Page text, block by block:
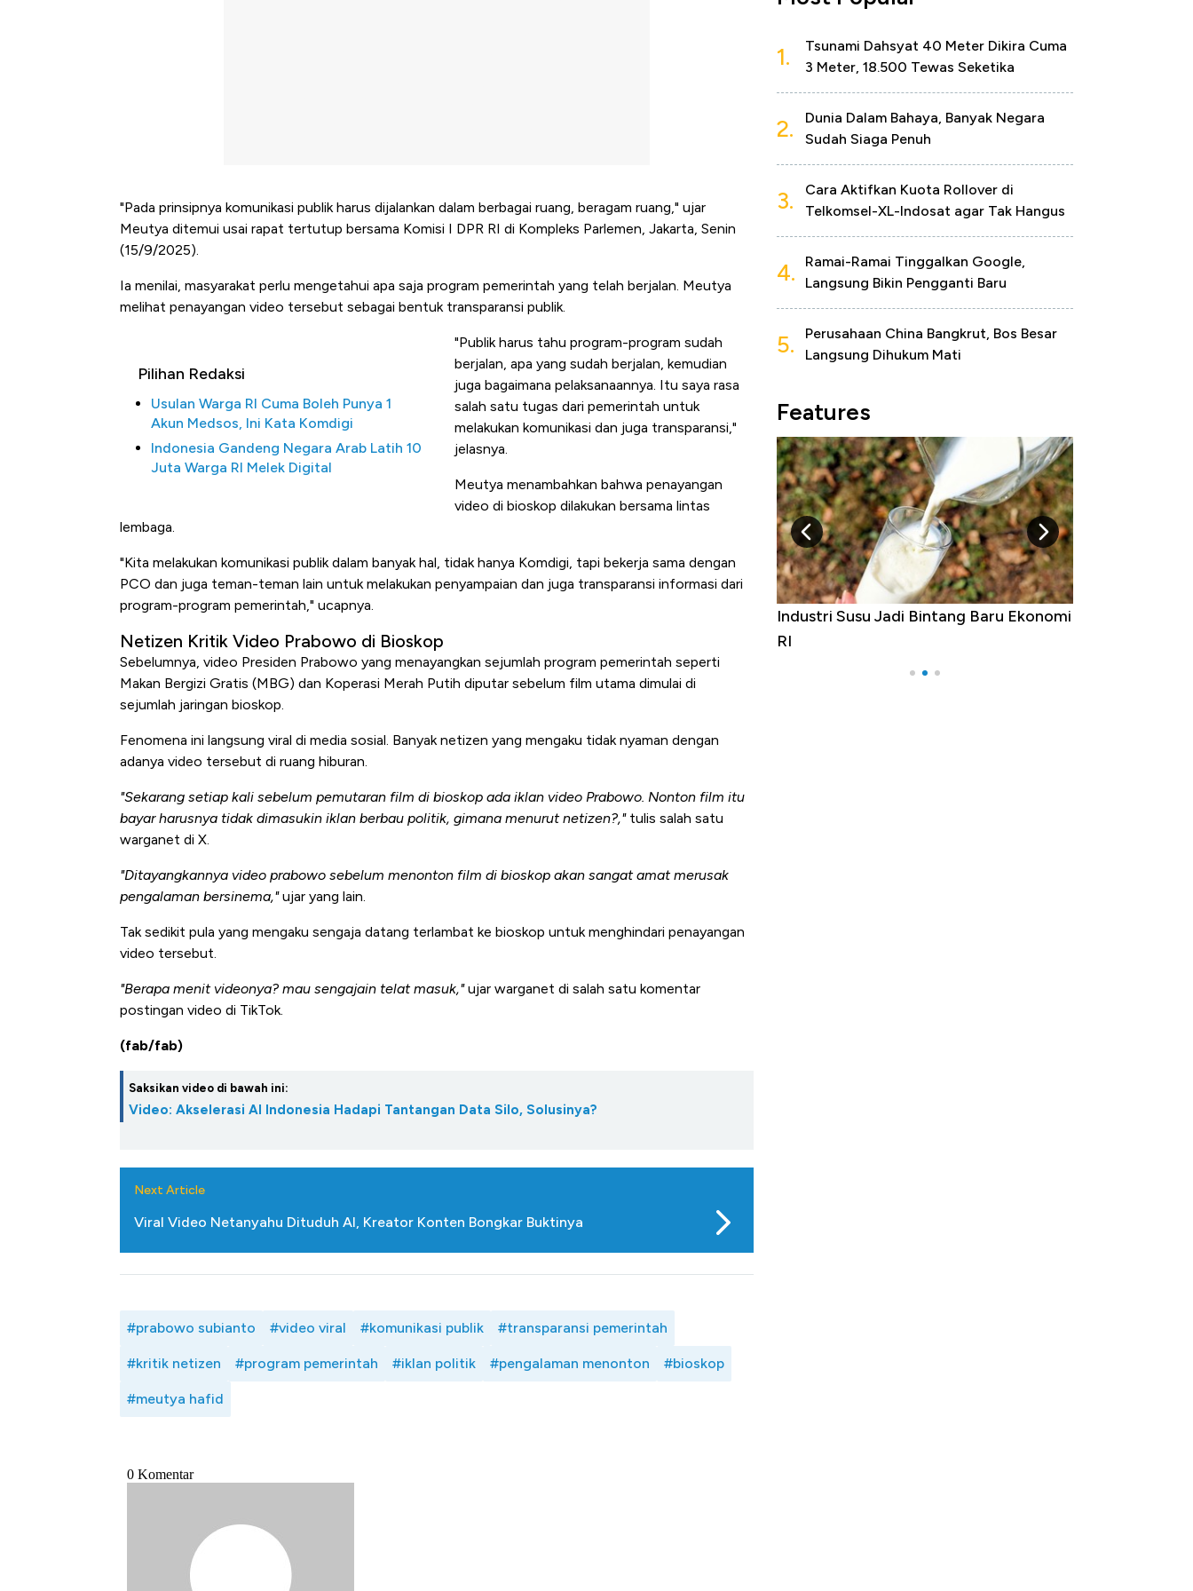
"Pada prinsipnya komunikasi publik harus dijalankan dalam berbagai ruang, beragam ruang," ujar
Meutya ditemui usai rapat tertutup bersama Komisi I DPR RI di Kompleks Parlemen, Jakarta, Senin
(15/9/2025).
Ia menilai, masyarakat perlu mengetahui apa saja program pemerintah yang telah berjalan. Meutya
melihat penayangan video tersebut sebagai bentuk transparansi publik.
Pilihan Redaksi
Usulan Warga RI Cuma Boleh Punya 1
Akun Medsos, Ini Kata Komdigi
Indonesia Gandeng Negara Arab Latih 10
Juta Warga RI Melek Digital
"Publik harus tahu program-program sudah
berjalan, apa yang sudah berjalan, kemudian
juga bagaimana pelaksanaannya. Itu saya rasa
salah satu tugas dari pemerintah untuk
melakukan komunikasi dan juga transparansi,"
jelasnya.
Meutya menambahkan bahwa penayangan
video di bioskop dilakukan bersama lintas
lembaga.
"Kita melakukan komunikasi publik dalam banyak hal, tidak hanya Komdigi, tapi bekerja sama dengan
PCO dan juga teman-teman lain untuk melakukan penyampaian dan juga transparansi informasi dari
program-program pemerintah," ucapnya.
Netizen Kritik Video Prabowo di Bioskop
Sebelumnya, video Presiden Prabowo yang menayangkan sejumlah program pemerintah seperti
Makan Bergizi Gratis (MBG) dan Koperasi Merah Putih diputar sebelum film utama dimulai di
sejumlah jaringan bioskop.
Fenomena ini langsung viral di media sosial. Banyak netizen yang mengaku tidak nyaman dengan
adanya video tersebut di ruang hiburan.
"Sekarang setiap kali sebelum pemutaran film di bioskop ada iklan video Prabowo. Nonton film itu
bayar harusnya tidak dimasukin iklan berbau politik, gimana menurut netizen?,"tulis salah satu
warganet di X.
"Ditayangkannya video prabowo sebelum menonton film di bioskop akan sangat amat merusak
pengalaman bersinema,"ujar yang lain.
Tak sedikit pula yang mengaku sengaja datang terlambat ke bioskop untuk menghindari penayangan
video tersebut.
"Berapa menit videonya? mau sengajain telat masuk,"ujar warganet di salah satu komentar
postingan video di TikTok.
(fab/fab)
Saksikan video di bawah ini:
Video: Akselerasi AI Indonesia Hadapi Tantangan Data Silo, Solusinya?
Next Article
Viral Video Netanyahu Dituduh AI, Kreator Konten Bongkar Buktinya
#prabowo subianto #video viral #komunikasi publik #transparansi pemerintah
#kritik netizen #program pemerintah #iklan politik #pengalaman menonton #bioskop
#meutya hafid
1.
Tsunami Dahsyat 40 Meter Dikira Cuma
3 Meter, 18.500 Tewas Seketika
2.
Dunia Dalam Bahaya, Banyak Negara
Sudah Siaga Penuh
3.
Cara Aktifkan Kuota Rollover di
Telkomsel-XL-Indosat agar Tak Hangus
4.
Ramai-Ramai Tinggalkan Google,
Langsung Bikin Pengganti Baru
5.
Perusahaan China Bangkrut, Bos Besar
Langsung Dihukum Mati
Features
Industri Susu Jadi Bintang Baru Ekonomi
RI